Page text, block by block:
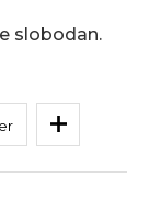
slobodan.